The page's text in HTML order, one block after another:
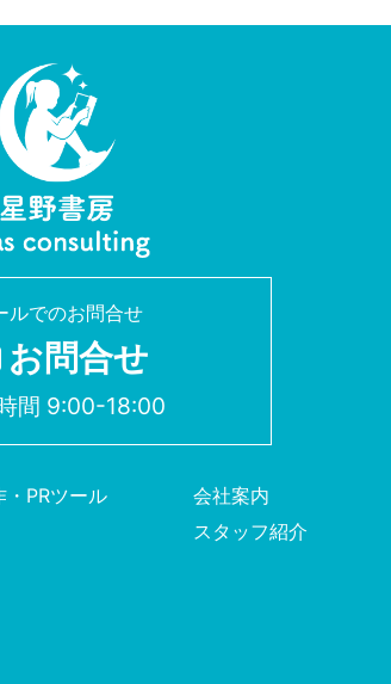
ルでのお問合せ
お問合せ
間 9:00-18:00
・PRツール
会社案内
スタッフ紹介